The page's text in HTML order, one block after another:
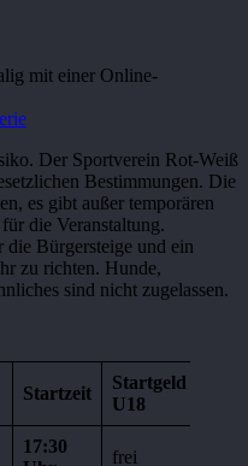
mit einer Online-
Der Sportverein Rot-Weiß
Bestimmungen. Die
es gibt außer temporären
die Veranstaltung.
die Bürgersteige und ein
zu richten. Hunde,
sind nicht zugelassen.
Startzeit
Startgeld
U18
17:30
frei